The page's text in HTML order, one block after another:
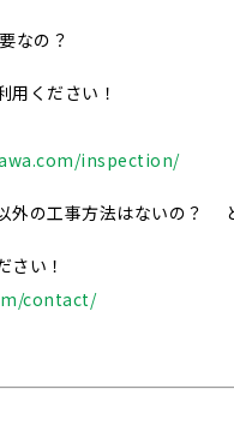
なの？
ください！
inspection/
外の工事方法はないの？
い！
contact/